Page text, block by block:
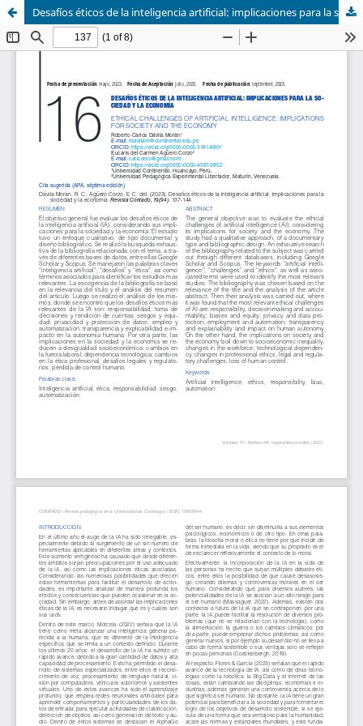
Desafíos éticos de la inteligencia artificial: implicaciones para la sociedad y la economía